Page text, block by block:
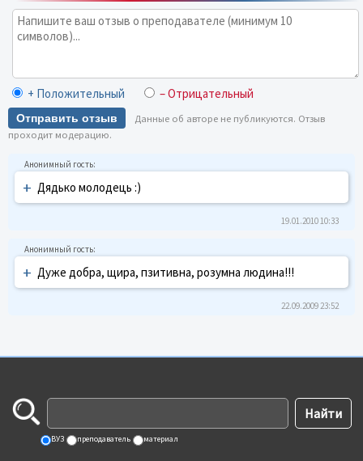
+ Положительный – Отрицательный
Отправить отзыв
Данные об авторе не публикуются. Отзыв
проходит модерацию.
+ Дядько молодець :)
19.01.2010 10:33
+ Дуже добра, щира, пзитивна, розумна людина!!!
22.09.2009 23:52
ВУЗ преподаватель материал